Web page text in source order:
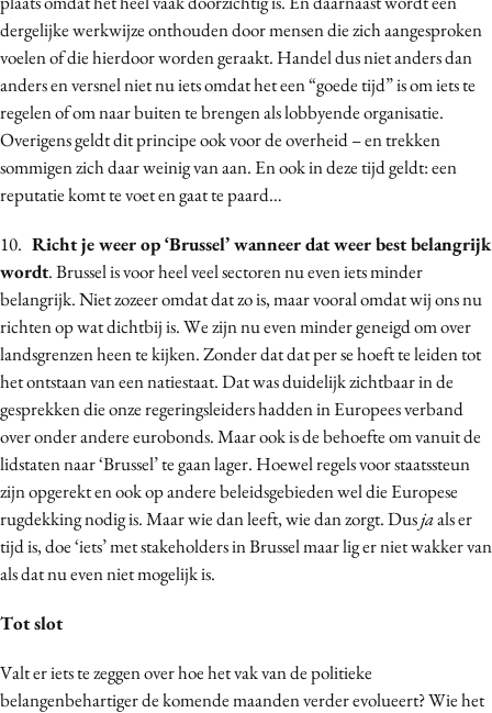
dergelijke werkwijze onthouden door mensen die zich aangesproken
voelen of die hierdoor worden geraakt. Handel dus niet anders dan
anders en versnel niet nu iets omdat het een “goede tijd” is om iets te
regelen of om naar buiten te brengen als lobbyende organisatie.
Overigens geldt dit principe ook voor de overheid – en trekken
sommigen zich daar weinig van aan. En ook in deze tijd geldt: een
reputatie komt te voet en gaat te paard…
10. Richt je weer op ‘Brussel’ wanneer dat weer best belangrijk
wordt. Brussel is voor heel veel sectoren nu even iets minder
belangrijk. Niet zozeer omdat dat zo is, maar vooral omdat wij ons nu
richten op wat dichtbij is. We zijn nu even minder geneigd om over
landsgrenzen heen te kijken. Zonder dat dat per se hoeft te leiden tot
het ontstaan van een natiestaat. Dat was duidelijk zichtbaar in de
gesprekken die onze regeringsleiders hadden in Europees verband
over onder andere eurobonds. Maar ook is de behoefte om vanuit de
lidstaten naar ‘Brussel’ te gaan lager. Hoewel regels voor staatssteun
zijn opgerekt en ook op andere beleidsgebieden wel die Europese
rugdekking nodig is. Maar wie dan leeft, wie dan zorgt. Dusjaals er
tijd is, doe ‘iets’ met stakeholders in Brussel maar lig er niet wakker van
als dat nu even niet mogelijk is.
Tot slot
Valt er iets te zeggen over hoe het vak van de politieke
belangenbehartiger de komende maanden verder evolueert? Wie het